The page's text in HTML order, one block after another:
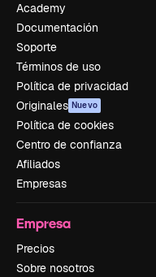
Academy
Documentación
Soporte
Términos de uso
Política de privacidad
Originales Nuevo
Política de cookies
Centro de confianza
Afiliados
Empresas
Empresa
Precios
Sobre nosotros